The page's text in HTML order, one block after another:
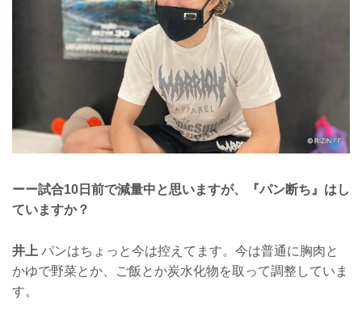
ーー試合10日前で減量中と思いますが、『パン断ち』はし
ていますか？
井上 パンはちょっと今は控えてます。今は普通に胸肉と
かゆで野菜とか、ご飯とか炭水化物を取って調整していま
す。